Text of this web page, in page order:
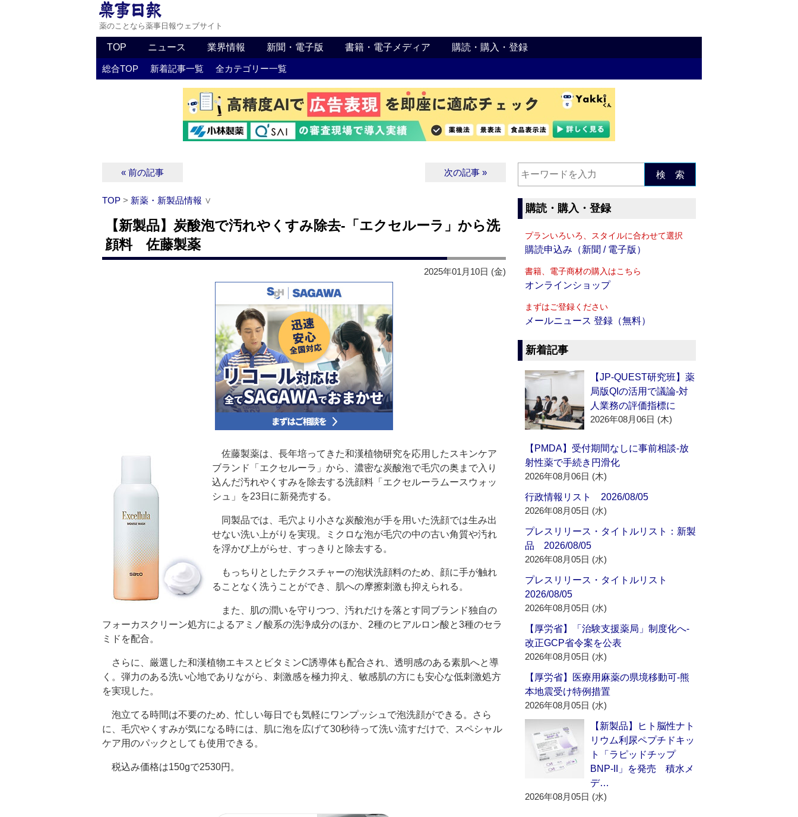
薬のことなら薬事日報ウェブサイト
TOP ニュース 業界情報 新聞・電子版 書籍・電子メディア 購読・購入・登録
総合TOP 新着記事一覧 全カテゴリー一覧
« 前の記事 次の記事 »
TOP > 新薬・新製品情報 ∨
【新製品】炭酸泡で汚れやくすみ除去‐「エクセルーラ」から洗
顔料 佐藤製薬
2025年01月10日 (金)
佐藤製薬は、長年培ってきた和漢植物研究を応用したスキンケア
ブランド「エクセルーラ」から、濃密な炭酸泡で毛穴の奥まで入り
込んだ汚れやくすみを除去する洗顔料「エクセルーラムースウォッ
シュ」を23日に新発売する。
同製品では、毛穴より小さな炭酸泡が手を用いた洗顔では生み出
せない洗い上がりを実現。ミクロな泡が毛穴の中の古い角質や汚れ
を浮かび上がらせ、すっきりと除去する。
もっちりとしたテクスチャーの泡状洗顔料のため、顔に手が触れ
ることなく洗うことができ、肌への摩擦刺激も抑えられる。
また、肌の潤いを守りつつ、汚れだけを落とす同ブランド独自の
フォーカスクリーン処方によるアミノ酸系の洗浄成分のほか、2種のヒアルロン酸と3種のセラ
ミドを配合。
さらに、厳選した和漢植物エキスとビタミンC誘導体も配合され、透明感のある素肌へと導
く。弾力のある洗い心地でありながら、刺激感を極力抑え、敏感肌の方にも安心な低刺激処方
を実現した。
泡立てる時間は不要のため、忙しい毎日でも気軽にワンプッシュで泡洗顔ができる。さら
に、毛穴やくすみが気になる時には、肌に泡を広げて30秒待って洗い流すだけで、スペシャル
ケア用のパックとしても使用できる。
税込み価格は150gで2530円。
検 索
購読・購入・登録
プランいろいろ、スタイルに合わせて選択
購読申込み（新聞 / 電子版）
書籍、電子商材の購入はこちら
オンラインショップ
まずはご登録ください
メールニュース 登録（無料）
新着記事
【JP-QUEST研究班】薬
局版QIの活用で議論‐対
人業務の評価指標に
2026年08月06日 (木)
【PMDA】受付期間なしに事前相談‐放
射性薬で手続き円滑化
2026年08月06日 (木)
行政情報リスト 2026/08/05
2026年08月05日 (水)
プレスリリース・タイトルリスト：新製
品 2026/08/05
2026年08月05日 (水)
プレスリリース・タイトルリスト
2026/08/05
2026年08月05日 (水)
【厚労省】「治験支援薬局」制度化へ‐
改正GCP省令案を公表
2026年08月05日 (水)
【厚労省】医療用麻薬の県境移動可‐熊
本地震受け特例措置
2026年08月05日 (水)
【新製品】ヒト脳性ナト
リウム利尿ペプチドキッ
ト「ラピッドチップ
BNP-II」を発売 積水メ
デ…
2026年08月05日 (水)